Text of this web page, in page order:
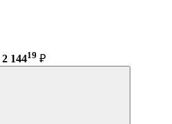
2 14419 ₽